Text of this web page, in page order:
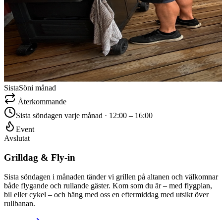
SistaSöni månad
Återkommande
Sista söndagen varje månad · 12:00 – 16:00
Event
Avslutat
Grilldag & Fly-in
Sista söndagen i månaden tänder vi grillen på altanen och välkomnar
både flygande och rullande gäster. Kom som du är – med flygplan,
bil eller cykel – och häng med oss en eftermiddag med utsikt över
rullbanan.